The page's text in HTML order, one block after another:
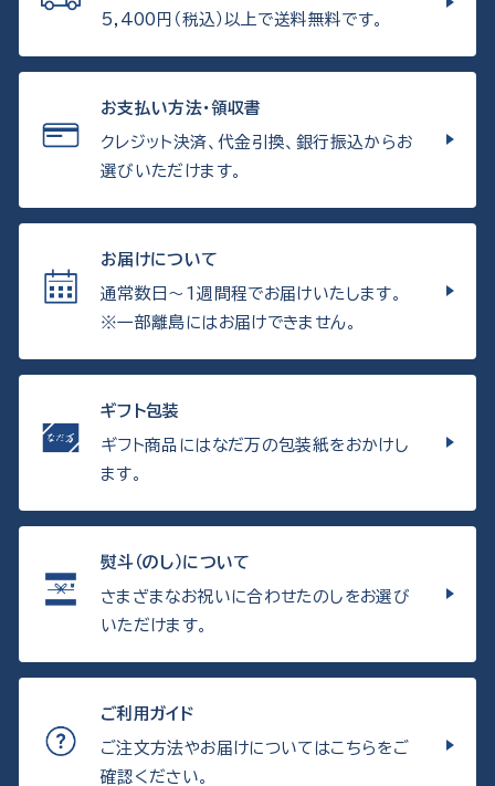
5,400円（税込）以上で送料無料です。
お支払い方法・領収書
クレジット決済、代金引換、銀行振込からお
選びいただけます。
お届けについて
通常数日〜1週間程でお届けいたします。
※一部離島にはお届けできません。
ギフト包装
ギフト商品にはなだ万の包装紙をおかけし
ます。
熨斗（のし）について
さまざまなお祝いに合わせたのしをお選び
いただけます。
ご利用ガイド
ご注文方法やお届けについてはこちらをご
確認ください。